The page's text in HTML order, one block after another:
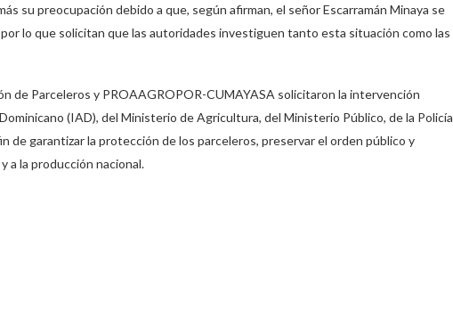
su preocupación debido a que, según afirman, el señor Escarramán Minaya se
lo que solicitan que las autoridades investiguen tanto esta situación como las
de Parceleros y PROAAGROPOR-CUMAYASA solicitaron la intervención
(IAD), del Ministerio de Agricultura, del Ministerio Público, de la Policía
de garantizar la protección de los parceleros, preservar el orden público y
a la producción nacional.